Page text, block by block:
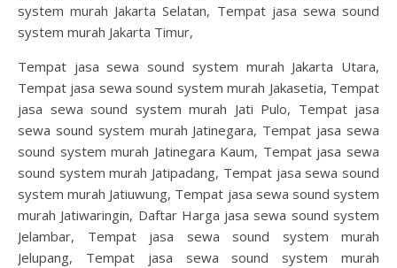
system murah Jakarta Selatan, Tempat jasa sewa sound
system murah Jakarta Timur,
Tempat jasa sewa sound system murah Jakarta Utara,
Tempat jasa sewa sound system murah Jakasetia, Tempat
jasa sewa sound system murah Jati Pulo, Tempat jasa
sewa sound system murah Jatinegara, Tempat jasa sewa
sound system murah Jatinegara Kaum, Tempat jasa sewa
sound system murah Jatipadang, Tempat jasa sewa sound
system murah Jatiuwung, Tempat jasa sewa sound system
murah Jatiwaringin, Daftar Harga jasa sewa sound system
Jelambar, Tempat jasa sewa sound system murah
Jelupang, Tempat jasa sewa sound system murah